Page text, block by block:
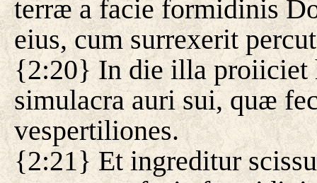
terræ a facie formidinis
eius, cum surrexerit
{2:20} In die illa proiiciet
simulacra auri sui, quæ
vespertiliones.
{2:21} Et ingreditur